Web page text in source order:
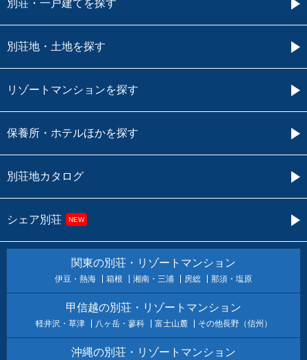
別荘・一戸建てを探す
別荘地・土地を探す
リゾートマンションを探す
保養所・ホテルほかを探す
別荘地カタログ
シェア別荘 NEW
関東の別荘・リゾートマンション
伊豆・熱海 箱根 湘南・三浦 房総 那須・塩原
甲信越の別荘・リゾートマンション
軽井沢・草津 八ヶ岳・蓼科 富士山麓 その他長野（信州）
沖縄の別荘・リゾートマンション